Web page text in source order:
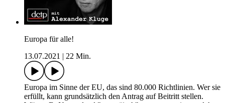
Europa für alle!
13.07.2021
22 Min.
Europa im Sinne der EU, das sind 80.000 Richtlinien. Wer sie
erfüllt, kann grundsätzlich den Antrag auf Beitritt stellen.